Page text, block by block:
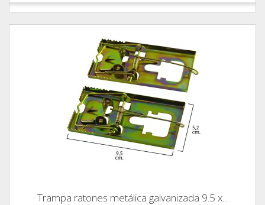
Trampa ratones metálica galvanizada 9.5 x...